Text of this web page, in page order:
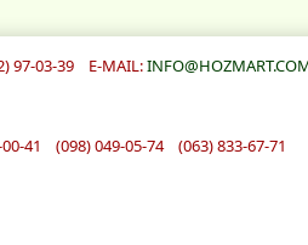
97-03-39 E-MAIL:
41 (098) 049-05-74 (063) 833-67-71